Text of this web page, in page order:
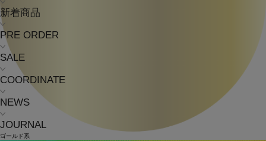
新着商品
PRE ORDER
SALE
COORDINATE
NEWS
JOURNAL
ゴールド系